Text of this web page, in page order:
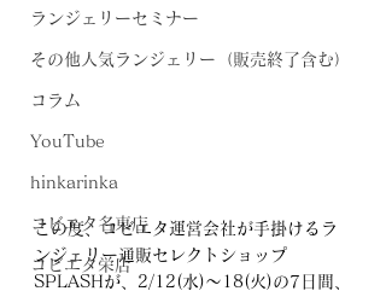
ランジェリーセミナー
その他人気ランジェリー（販売終了含む）
コラム
YouTube
hinkarinka
コビエタ名東店
コビエタ栄店
この度、コビエタ運営会社が手掛けるラ
ンジェリー通販セレクトショップ
SPLASHが、2/12(水)〜18(火)の7日間、